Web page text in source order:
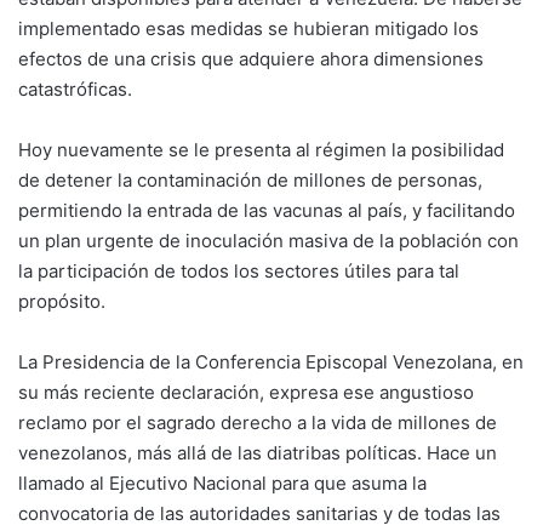
implementado esas medidas se hubieran mitigado los
efectos de una crisis que adquiere ahora dimensiones
catastróficas.
Hoy nuevamente se le presenta al régimen la posibilidad
de detener la contaminación de millones de personas,
permitiendo la entrada de las vacunas al país, y facilitando
un plan urgente de inoculación masiva de la población con
la participación de todos los sectores útiles para tal
propósito.
La Presidencia de la Conferencia Episcopal Venezolana, en
su más reciente declaración, expresa ese angustioso
reclamo por el sagrado derecho a la vida de millones de
venezolanos, más allá de las diatribas políticas. Hace un
llamado al Ejecutivo Nacional para que asuma la
convocatoria de las autoridades sanitarias y de todas las